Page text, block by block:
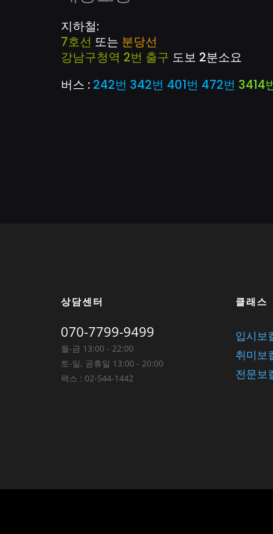
지하철:
7호선 또는 분당선
강남구청역 2번 출구 도보 2분소요
버스 : 242번 342번 401번 472번 3414
상담센터
070-7799-9499
월-금 13:00 - 22:00
토-일, 공휴일 13:00 - 20:00
팩스 : 02-544-1442
클래스
입시보
취미보
전문보